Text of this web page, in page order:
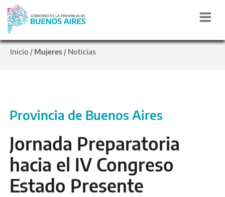
Inicio / Mujeres / Noticias
Provincia de Buenos Aires
Jornada Preparatoria
hacia el IV Congreso
Estado Presente